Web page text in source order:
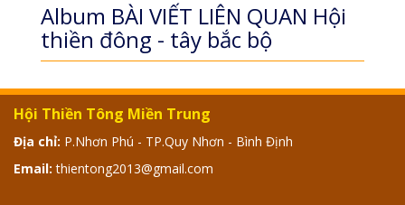
Album BÀI VIẾT LIÊN QUAN Hội
thiền đông - tây bắc bộ
Hội Thiền Tông Miền Trung
Địa chỉ: P.Nhơn Phú - TP.Quy Nhơn - Bình Định
Email: thientong2013@gmail.com